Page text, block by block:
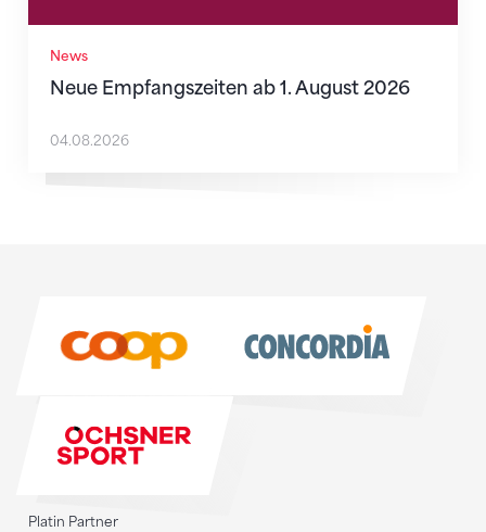
News
Neue Empfangszeiten ab 1. August 2026
04.08.2026
Platin Partner